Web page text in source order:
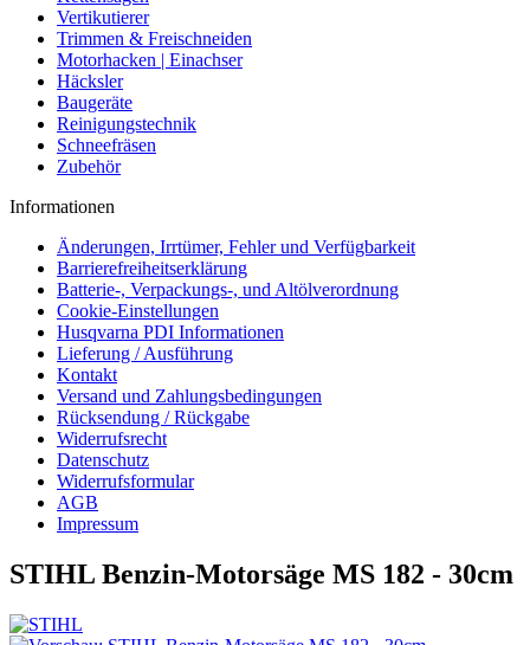
Vertikutierer
Trimmen & Freischneiden
Motorhacken | Einachser
Häcksler
Baugeräte
Reinigungstechnik
Schneefräsen
Zubehör
Informationen
Änderungen, Irrtümer, Fehler und Verfügbarkeit
Barrierefreiheitserklärung
Batterie-, Verpackungs-, und Altölverordnung
Cookie-Einstellungen
Husqvarna PDI Informationen
Lieferung / Ausführung
Kontakt
Versand und Zahlungsbedingungen
Rücksendung / Rückgabe
Widerrufsrecht
Datenschutz
Widerrufsformular
AGB
Impressum
STIHL Benzin-Motorsäge MS 182 - 30cm